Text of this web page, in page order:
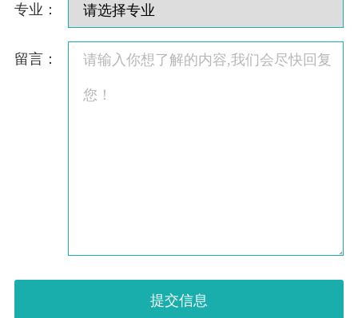
专业：
留言：
提交信息